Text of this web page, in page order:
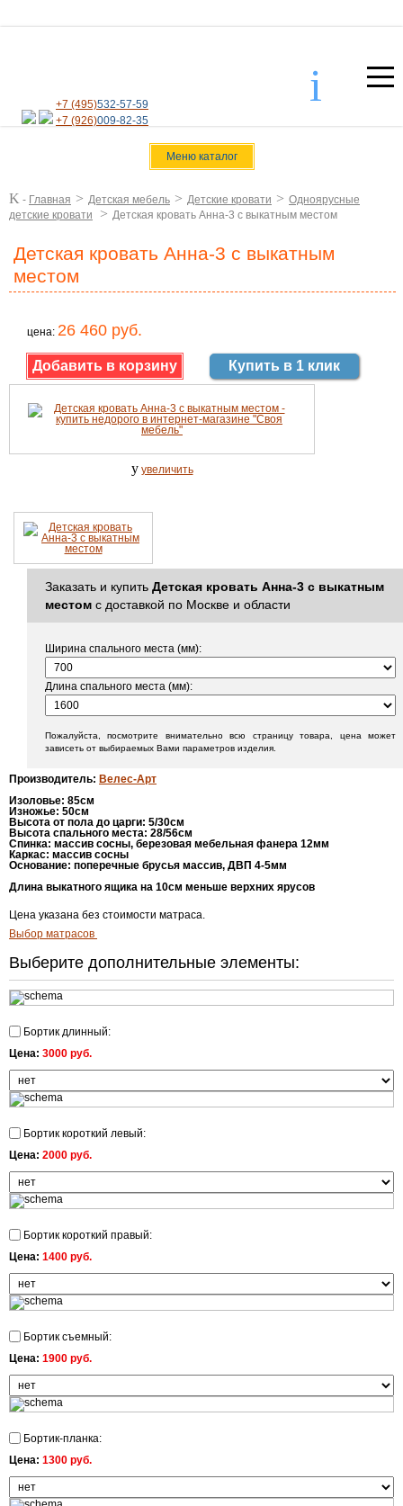
+7 (495)532-57-59
+7 (926)009-82-35
i
Меню каталог
K - Главная > Детская мебель > Детские кровати > Одноярусные
детские кровати
> Детская кровать Анна-3 с выкатным местом
Детская кровать Анна-3 с выкатным
местом
цена: 26 460 руб.
Купить в 1 клик
y увеличить
Заказать и купить Детская кровать Анна-3 с выкатным
местом с доставкой по Москве и области
Ширина спального места (мм):
Длина спального места (мм):
Пожалуйста, посмотрите внимательно всю страницу товара, цена может
зависеть от выбираемых Вами параметров изделия.
Производитель: Велес-Арт
Изоловье: 85см
Изножье: 50см
Высота от пола до царги: 5/30см
Высота спального места: 28/56см
Спинка: массив сосны, березовая мебельная фанера 12мм
Каркас: массив сосны
Основание: поперечные брусья массив, ДВП 4-5мм
Длина выкатного ящика на 10см меньше верхних ярусов
Цена указана без стоимости матраса.
Выбор матрасов
Выберите дополнительные элементы:
Бортик длинный:
Цена: 3000 руб.
Бортик короткий левый:
Цена: 2000 руб.
Бортик короткий правый:
Цена: 1400 руб.
Бортик съемный:
Цена: 1900 руб.
Бортик-планка:
Цена: 1300 руб.